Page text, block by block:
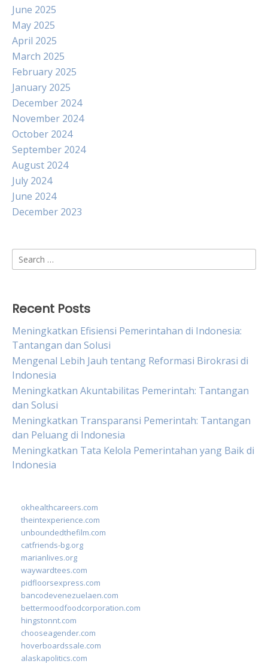
June 2025
May 2025
April 2025
March 2025
February 2025
January 2025
December 2024
November 2024
October 2024
September 2024
August 2024
July 2024
June 2024
December 2023
Search
for:
Recent Posts
Meningkatkan Efisiensi Pemerintahan di Indonesia:
Tantangan dan Solusi
Mengenal Lebih Jauh tentang Reformasi Birokrasi di
Indonesia
Meningkatkan Akuntabilitas Pemerintah: Tantangan
dan Solusi
Meningkatkan Transparansi Pemerintah: Tantangan
dan Peluang di Indonesia
Meningkatkan Tata Kelola Pemerintahan yang Baik di
Indonesia
okhealthcareers.com
theintexperience.com
unboundedthefilm.com
catfriends-bg.org
marianlives.org
waywardtees.com
pidfloorsexpress.com
bancodevenezuelaen.com
bettermoodfoodcorporation.com
hingstonnt.com
chooseagender.com
hoverboardssale.com
alaskapolitics.com